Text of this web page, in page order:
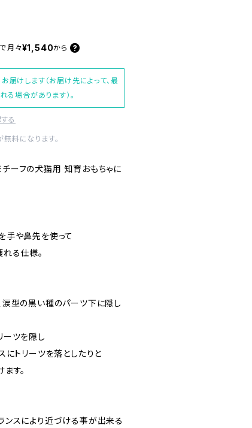
月々¥1,540から
けします（お届け先によって、最
場合があります）。
る
料になります。
ーフの犬猫用 知育おもちゃに
手や鼻先を使って
る仕様。
涙型の黒い種のパーツ下に隠し
ーツを隠し
にトリーツを落としたりと
す。
ンスにより近づける事が出来る